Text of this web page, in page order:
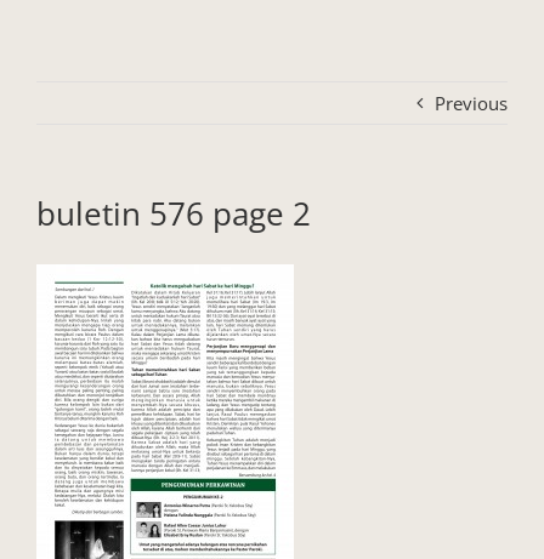
Previous
buletin 576 page 2